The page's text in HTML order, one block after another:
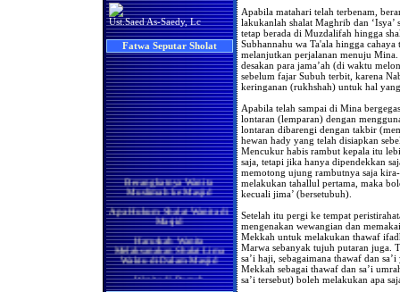
Ust.Saed As-Saedy, Lc
Fatwa Seputar Sholat
Berangkatnya Wanita
Muslimah ke Masjid
Apa Hukum Shalat Wanita di
Masjid
Haruskah Wanita
Melaksanakan Shalat Lima
Waktu di Dalam Masjid
Wanita di Rumah
Berma'mum Kepada Imam
di Masjid
Apabila matahari telah terbenam,
lakukanlah shalat Maghrib dan ‘Isya’
tetap berada di Muzdalifah hingga
Subhannahu wa Ta'ala hingga
melanjutkan perjalanan menuju
desakan para jama’ah (di waktu
sebelum fajar Subuh terbit, karena
keringanan (rukhshah) untuk hal
Apabila telah sampai di Mina
lontaran (lemparan) dengan
lontaran dibarengi dengan takbir
hewan hady yang telah disiapkan
Mencukur habis rambut kepala itu
saja, tetapi jika hanya dipendekkan
memotong ujung rambutnya saja
melakukan tahallul pertama, maka
kecuali jima’ (bersetubuh).
Setelah itu pergi ke tempat
mengenakan wewangian dan
Mekkah untuk melakukan thawaf
Marwa sebanyak tujuh putaran juga.
sa’i haji, sebagaimana thawaf dan
Mekkah sebagai thawaf dan sa’i
sa’i tersebut) boleh melakukan apa